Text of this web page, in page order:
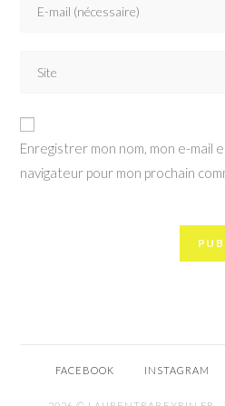
Enregistrer mon nom, mon e-mail
navigateur pour mon prochain
FACEBOOK INSTAGRAM